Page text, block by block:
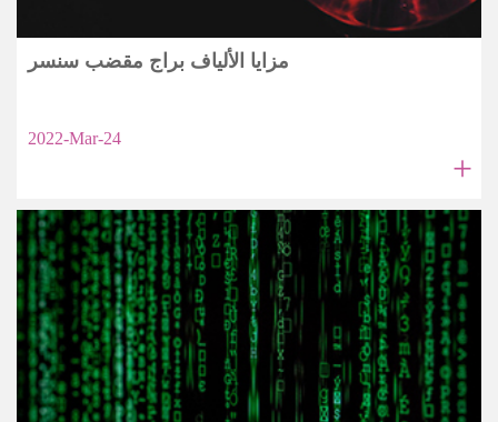
مزايا الألياف براج مقضب سنسر
2022-Mar-24
+